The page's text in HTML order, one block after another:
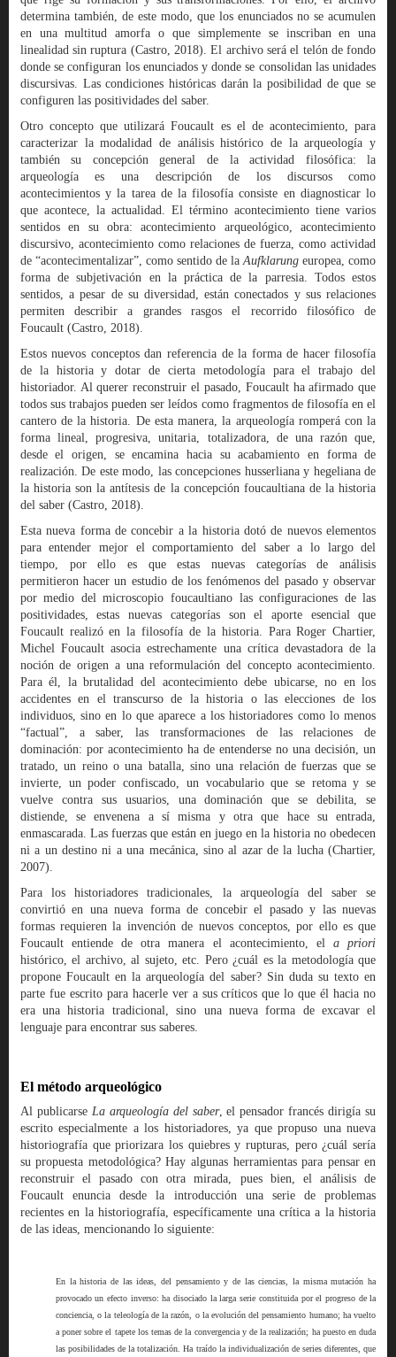
determina también, de este modo, que los enunciados no se acumulen
en una multitud amorfa o que simplemente se inscriban en una
linealidad sin ruptura (Castro, 2018). El archivo será el telón de fondo
donde se configuran los enunciados y donde se consolidan las unidades
discursivas. Las condiciones históricas darán la posibilidad de que se
configuren las positividades del saber.
Otro concepto que utilizará Foucault es el de acontecimiento, para
caracterizar la modalidad de análisis histórico de la arqueología y
también su concepción general de la actividad filosófica: la
arqueología es una descripción de los discursos como
acontecimientos y la tarea de la filosofía consiste en diagnosticar lo
que acontece, la actualidad. El término acontecimiento tiene varios
sentidos en su obra: acontecimiento arqueológico, acontecimiento
discursivo, acontecimiento como relaciones de fuerza, como actividad
de “acontecimentalizar”, como sentido de laAufklarung europea, como
forma de subjetivación en la práctica de la parresia. Todos estos
sentidos, a pesar de su diversidad, están conectados y sus relaciones
permiten describir a grandes rasgos el recorrido filosófico de
Foucault (Castro, 2018).
Estos nuevos conceptos dan referencia de la forma de hacer filosofía
de la historia y dotar de cierta metodología para el trabajo del
historiador. Al querer reconstruir el pasado, Foucault ha afirmado que
todos sus trabajos pueden ser leídos como fragmentos de filosofía en el
cantero de la historia. De esta manera, la arqueología romperá con la
forma lineal, progresiva, unitaria, totalizadora, de una razón que,
desde el origen, se encamina hacia su acabamiento en forma de
realización. De este modo, las concepciones husserliana y hegeliana de
la historia son la antítesis de la concepción foucaultiana de la historia
del saber (Castro, 2018).
Esta nueva forma de concebir a la historia dotó de nuevos elementos
para entender mejor el comportamiento del saber a lo largo del
tiempo, por ello es que estas nuevas categorías de análisis
permitieron hacer un estudio de los fenómenos del pasado y observar
por medio del microscopio foucaultiano las configuraciones de las
positividades, estas nuevas categorías son el aporte esencial que
Foucault realizó en la filosofía de la historia. Para Roger Chartier,
Michel Foucault asocia estrechamente una crítica devastadora de la
noción de origen a una reformulación del concepto acontecimiento.
Para él, la brutalidad del acontecimiento debe ubicarse, no en los
accidentes en el transcurso de la historia o las elecciones de los
individuos, sino en lo que aparece a los historiadores como lo menos
“factual”, a saber, las transformaciones de las relaciones de
dominación: por acontecimiento ha de entenderse no una decisión, un
tratado, un reino o una batalla, sino una relación de fuerzas que se
invierte, un poder confiscado, un vocabulario que se retoma y se
vuelve contra sus usuarios, una dominación que se debilita, se
distiende, se envenena a sí misma y otra que hace su entrada,
enmascarada. Las fuerzas que están en juego en la historia no obedecen
ni a un destino ni a una mecánica, sino al azar de la lucha (Chartier,
2007).
Para los historiadores tradicionales, la arqueología del saber se
convirtió en una nueva forma de concebir el pasado y las nuevas
formas requieren la invención de nuevos conceptos, por ello es que
Foucault entiende de otra manera el acontecimiento, ela priori
histórico, el archivo, al sujeto, etc. Pero ¿cuál es la metodología que
propone Foucault en la arqueología del saber? Sin duda su texto en
parte fue escrito para hacerle ver a sus críticos que lo que él hacia no
era una historia tradicional, sino una nueva forma de excavar el
lenguaje para encontrar sus saberes.
El método arqueológico
Al publicarse La arqueología del saber, el pensador francés dirigía su
escrito especialmente a los historiadores, ya que propuso una nueva
historiografía que priorizara los quiebres y rupturas, pero ¿cuál sería
su propuesta metodológica? Hay algunas herramientas para pensar en
reconstruir el pasado con otra mirada, pues bien, el análisis de
Foucault enuncia desde la introducción una serie de problemas
recientes en la historiografía, específicamente una crítica a la historia
de las ideas, mencionando lo siguiente:
En la historia de las ideas, del pensamiento y de las ciencias, la misma mutación ha
provocado un efecto inverso: ha disociado la larga serie constituida por el progreso de la
conciencia, o la teleología de la razón, o la evolución del pensamiento humano; ha vuelto
a poner sobre el tapete los temas de la convergencia y de la realización; ha puesto en duda
las posibilidades de la totalización. Ha traído la individualización de series diferentes, que